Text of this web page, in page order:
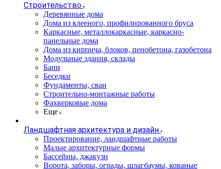
Строительство
Деревянные дома
Дома из клееного, профилированного бруса
Каркасные, металлокаркасные, каркасно-
панельные дома
Дома из кирпича, блоков, пенобетона, газобетона
Модульные здания, склады
Бани
Беседки
Фундаменты, сваи
Строительно-монтажные работы
Фахверковые дома
Еще
Ландшафтная архитектура и дизайн
Проектирование, ландшафтные работы
Малые архитектурные формы
Бассейны, джакузи
Ворота, заборы, ограды, шлагбаумы, кованые